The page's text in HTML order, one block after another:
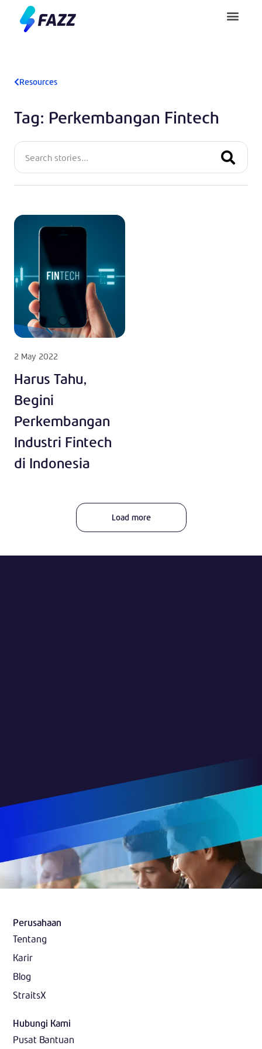
Resources
Tag: Perkembangan Fintech
2 May 2022
Harus Tahu,
Begini
Perkembangan
Industri Fintech
di Indonesia
Load more
Perusahaan
Tentang
Karir
Blog
StraitsX
Hubungi Kami
Pusat Bantuan